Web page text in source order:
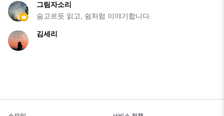
그림자소리
숨고르듯 읽고, 쉼처럼 이야기합니다.
김세리